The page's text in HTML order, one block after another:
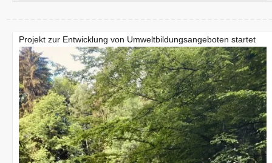
Projekt zur Entwicklung von Umweltbildungsangeboten startet